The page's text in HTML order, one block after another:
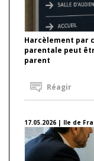
Harcèlement par
parentale peut
parent
Réagir
17.05.2026 | Ile de